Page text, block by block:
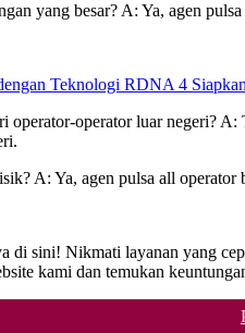
yang besar? A: Ya, agen
Teknologi RDNA 4
operator luar negeri?
A: Ya, agen pulsa all
di sini! Nikmati layanan yang
kami dan temukan